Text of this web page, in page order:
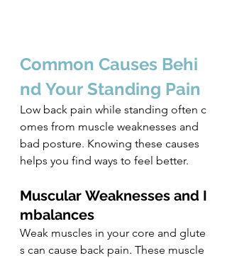
Common Causes Behi
nd Your Standing Pain
Low back pain while standing often c
omes from muscle weaknesses and
bad posture. Knowing these causes
helps you find ways to feel better.
Muscular Weaknesses and I
mbalances
Weak muscles in your core and glute
s can cause back pain. These muscle